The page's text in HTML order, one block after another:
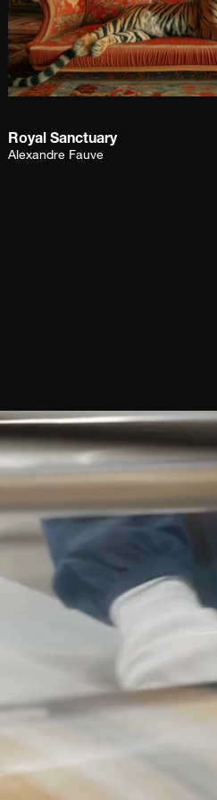
la fotografía a mi lista de deseos
Royal Sanctuary
Alexandre Fauve